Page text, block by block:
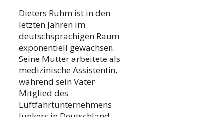
Dieters Ruhm ist in den
letzten Jahren im
deutschsprachigen Raum
exponentiell gewachsen.
Seine Mutter arbeitete als
medizinische Assistentin,
während sein Vater
Mitglied des
Luftfahrtunternehmens